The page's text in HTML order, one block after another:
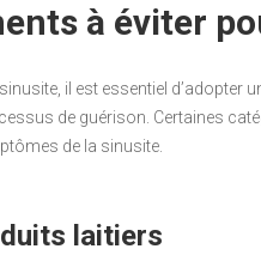
à éviter
il est essentiel d’adopter
de guérison. Certaines
de la sinusite.
laitiers